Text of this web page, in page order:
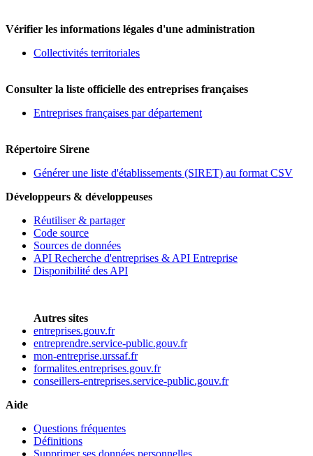
Vérifier les informations légales d'une administration
Collectivités territoriales
Consulter la liste officielle des entreprises françaises
Entreprises françaises par département
Répertoire Sirene
Générer une liste d'établissements (SIRET) au format CSV
Développeurs & développeuses
Réutiliser & partager
Code source
Sources de données
API Recherche d'entreprises & API Entreprise
Disponibilité des API
Autres sites
entreprises.gouv.fr
entreprendre.service-public.gouv.fr
mon-entreprise.urssaf.fr
formalites.entreprises.gouv.fr
conseillers-entreprises.service-public.gouv.fr
Aide
Questions fréquentes
Définitions
Supprimer ses données personnelles